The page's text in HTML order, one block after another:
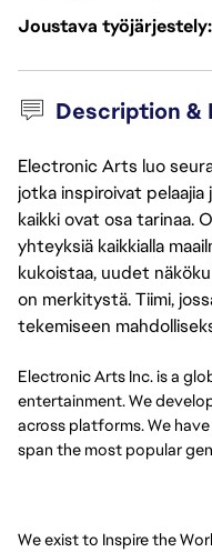
Joustava työjärjestely
Description &
Electronic Arts luo
jotka inspiroivat pelaajia
kaikki ovat osa tarinaa.
yhteyksiä kaikkialla
kukoistaa, uudet
on merkitystä. Tiimi,
tekemiseen
Electronic Arts Inc. is a
entertainment. We
across platforms. We
span the most popular
We exist to Inspire the